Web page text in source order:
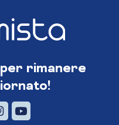
rimanere